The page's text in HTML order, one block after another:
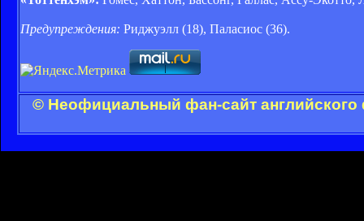
Предупреждения: Риджуэлл (18), Паласиос (36).
© Неофициальный фан-сайт английского